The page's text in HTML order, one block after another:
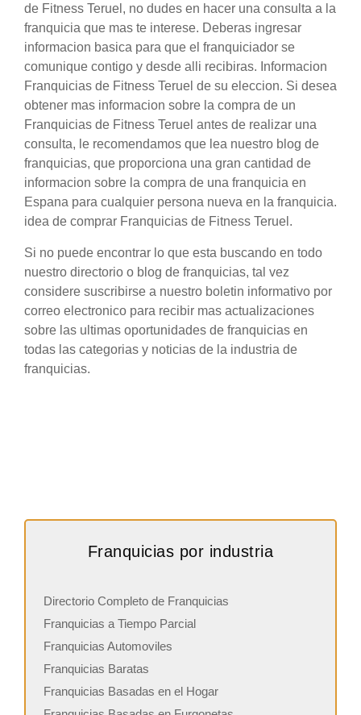
de Fitness Teruel, no dudes en hacer una consulta a la
franquicia que mas te interese. Deberas ingresar
informacion basica para que el franquiciador se
comunique contigo y desde alli recibiras. Informacion
Franquicias de Fitness Teruel de su eleccion. Si desea
obtener mas informacion sobre la compra de un
Franquicias de Fitness Teruel antes de realizar una
consulta, le recomendamos que lea nuestro blog de
franquicias, que proporciona una gran cantidad de
informacion sobre la compra de una franquicia en
Espana para cualquier persona nueva en la franquicia.
idea de comprar Franquicias de Fitness Teruel.
Si no puede encontrar lo que esta buscando en todo
nuestro directorio o blog de franquicias, tal vez
considere suscribirse a nuestro boletin informativo por
correo electronico para recibir mas actualizaciones
sobre las ultimas oportunidades de franquicias en
todas las categorias y noticias de la industria de
franquicias.
Franquicias por industria
Directorio Completo de Franquicias
Franquicias a Tiempo Parcial
Franquicias Automoviles
Franquicias Baratas
Franquicias Basadas en el Hogar